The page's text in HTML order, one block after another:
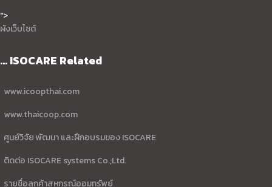
">
ผังเว็บไซต์
... ISOCARE Related
www.icoopthai.com
www.thaicoop.com
ศูนย์วิจัย พัฒนา และฝึกอบรมของ ISOCARE
ติดต่อ ISOCARE systems Co.;Ltd.
รายชื่อลูกค้าสหกรณ์ออมทรัพย์